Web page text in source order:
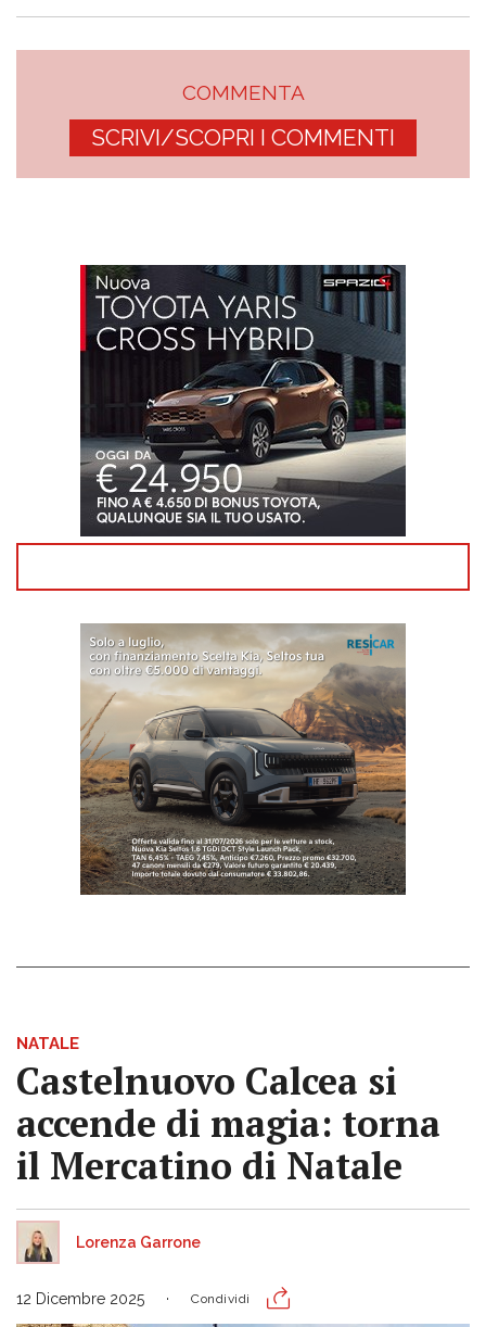
COMMENTA
SCRIVI/SCOPRI I COMMENTI
NATALE
Castelnuovo Calcea si
accende di magia: torna
il Mercatino di Natale
Lorenza Garrone
12 Dicembre 2025 Condividi